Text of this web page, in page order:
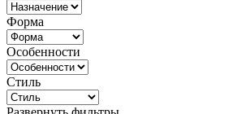
Форма
Особенности
Стиль